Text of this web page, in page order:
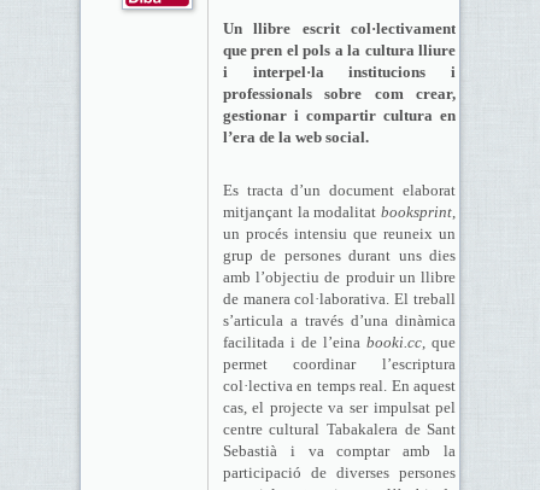
Un llibre escrit col·lectivament
que pren el pols a la cultura lliure
i interpel·la institucions i
professionals sobre com crear,
gestionar i compartir cultura en
l’era de la web social.
Es tracta d’un document elaborat
mitjançant la modalitatbooksprint,
un procés intensiu que reuneix un
grup de persones durant uns dies
amb l’objectiu de produir un llibre
de manera col·laborativa. El treball
s’articula a través d’una dinàmica
facilitada i de l’einabooki.cc, que
permet coordinar l’escriptura
col·lectiva en temps real. En aquest
cas, el projecte va ser impulsat pel
centre cultural Tabakalera de Sant
Sebastià i va comptar amb la
participació de diverses persones